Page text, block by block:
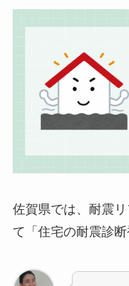
佐賀県では、耐震
て「住宅の耐震診断